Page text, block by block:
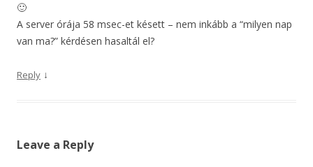
🙂
A server órája 58 msec-et késett – nem inkább a “milyen nap
van ma?” kérdésen hasaltál el?
Reply ↓
Leave a Reply